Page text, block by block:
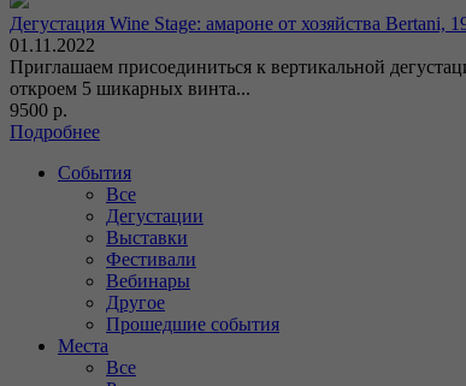
Дегустация Wine Stage: амароне от хозяйства Bertani,
01.11.2022
Приглашаем присоединиться к вертикальной
откроем 5 шикарных винта...
9500 р.
Подробнее
События
Все
Дегустации
Выставки
Фестивали
Вебинары
Другое
Прошедшие события
Места
Все